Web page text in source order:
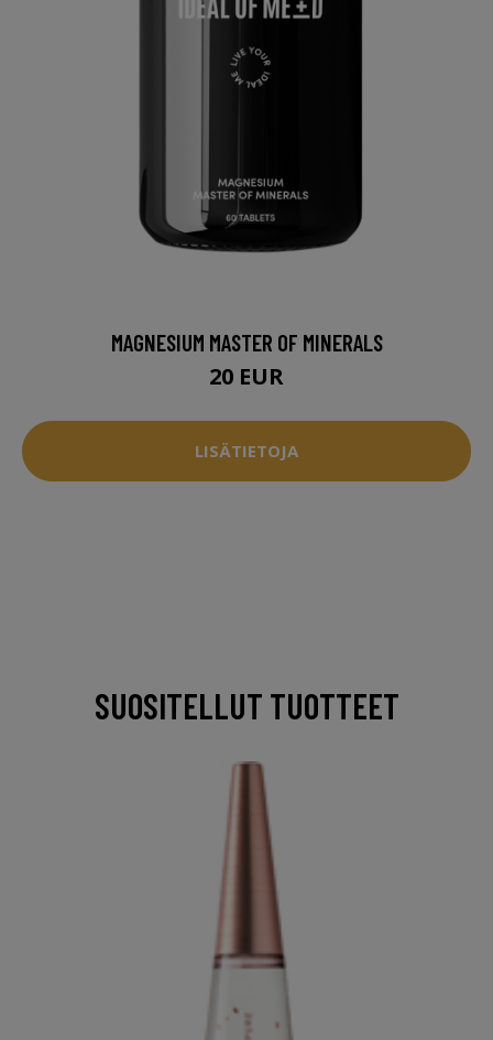
MAGNESIUM MASTER OF MINERALS
20 EUR
LISÄTIETOJA
SUOSITELLUT TUOTTEET